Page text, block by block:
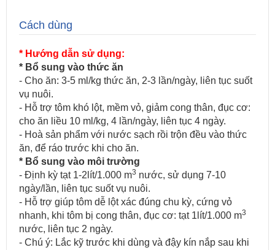
Cách dùng
* Hướng dẫn sử dụng:
* Bổ sung vào thức ăn
- Cho ăn: 3-5 ml/kg thức ăn, 2-3 lần/ngày, liên tục suốt
vụ nuôi.
- Hỗ trợ tôm khó lột, mềm vỏ, giảm cong thân, đục cơ:
cho ăn liều 10 ml/kg, 4 lần/ngày, liên tục 4 ngày.
- Hoà sản phẩm với nước sạch rồi trộn đều vào thức
ăn, để ráo trước khi cho ăn.
* Bổ sung vào môi trường
- Định kỳ tạt 1-2lít/1.000 m3 nước, sử dụng 7-10
ngày/lần, liên tục suốt vụ nuôi.
- Hỗ trợ giúp tôm dễ lột xác đúng chu kỳ, cứng vỏ
nhanh, khi tôm bị cong thân, đục cơ: tạt 1lít/1.000 m3
nước, liên tục 2 ngày.
- Chú ý: Lắc kỹ trước khi dùng và đậy kín nắp sau khi